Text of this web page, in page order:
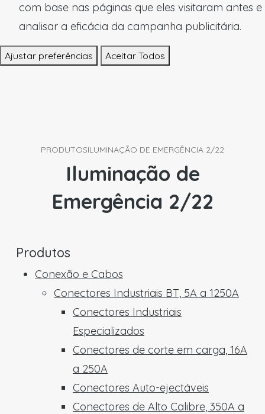
com base nas páginas que eles visitaram antes e
analisar a eficácia da campanha publicitária.
Ajustar preferências Aceitar Todos
PRODUTOSILUMINAÇÃO DE EMERGÊNCIA 2/22
Iluminação de
Emergência 2/22
Produtos
Conexão e Cabos
Conectores Industriais BT, 5A a 1250A
Conectores Industriais
Especializados
Conectores de corte em carga, 16A
a 250A
Conectores Auto-ejectáveis
Conectores de Alto Calibre, 350A a